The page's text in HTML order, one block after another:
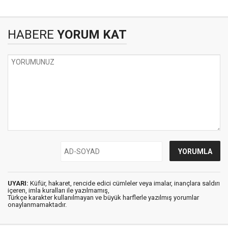
HABERE YORUM KAT
UYARI: Küfür, hakaret, rencide edici cümleler veya imalar, inançlara saldırı
içeren, imla kuralları ile yazılmamış,
Türkçe karakter kullanılmayan ve büyük harflerle yazılmış yorumlar
onaylanmamaktadır.